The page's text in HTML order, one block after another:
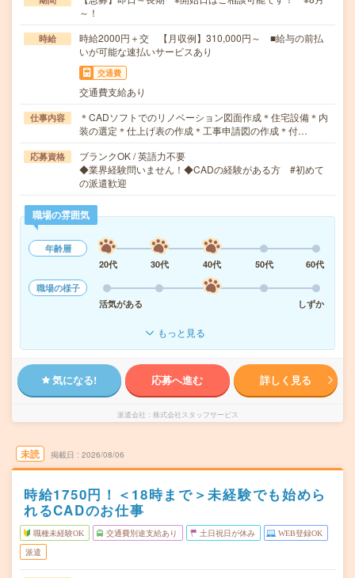
～！
時給
時給2000円＋交 【月収例】310,000円～ ■給与の前払
いが可能な速払いサービスあり
交通費
交通費支給あり
仕事内容
＊CADソフトでのリノベーション図面作成＊住宅設備＊内
装の選定＊仕上げ表の作成＊工事申請図の作成＊付…
応募資格
ブランクOK / 英語力不要
◆業界経験問いません！◆CADの経験がある方 #初めて
の派遣歓迎
職場の雰囲気
年齢層
20代
30代 40代 50代
60代
職場の様子
活気がある
しずか
もっと見る
気になる! 応募へ進む 詳しく見る
派遣会社 株式会社スタッフサービス
未読 掲載日 2026/08/06
時給1750円！＜18時まで＞未経験でも始めら
れるCADのお仕事
職種未経験OK 交通費別途支給あり 土日祝日が休み WEB登録OK
派遣